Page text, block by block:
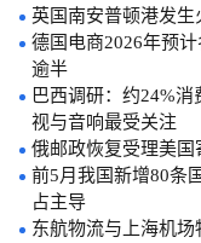
英国南安普顿港发生
德国电商2026年预
逾半
巴西调研：约24%
视与音响最受关注
俄邮政恢复受理美
前5月我国新增80条
占主导
东航物流与上海机